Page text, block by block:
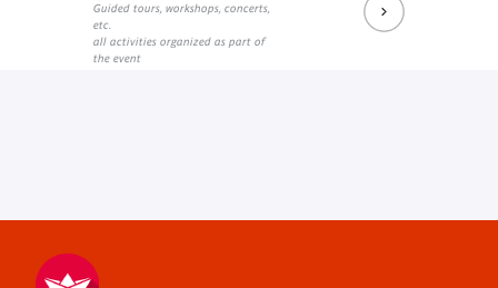
Prochains rendez-vous du salon de lecture JK
External link
Réécouter les dernières rencontres
External link
Prochains événements sur
External link
Guided tours, workshops, concerts,
etc.
all activities organized as part of
the event